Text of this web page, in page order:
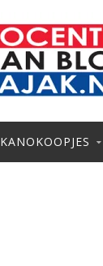
KANOKOOPJES